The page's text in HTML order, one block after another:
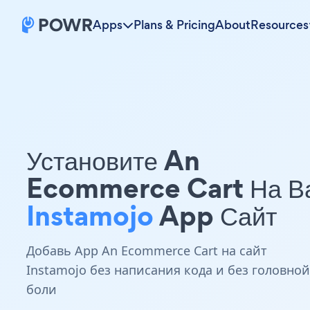
Apps Plans & PricingAboutResources
Установите An
Ecommerce Cart На
InstamojoApp Сайт
Добавь App An Ecommerce Cart на сайт
Instamojo без написания кода и без головной
боли